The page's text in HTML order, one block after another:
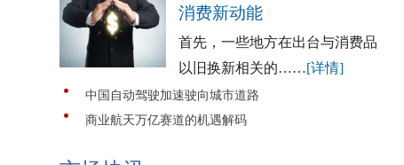
消费新动能
首先，一些地方在出台与消费品
以旧换新相关的……[详情]
中国自动驾驶加速驶向城市道路
商业航天万亿赛道的机遇解码